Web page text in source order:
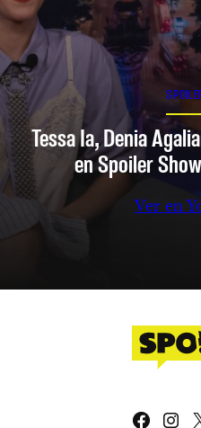
Tessa Ia, Denia
en Spoiler
Ver en